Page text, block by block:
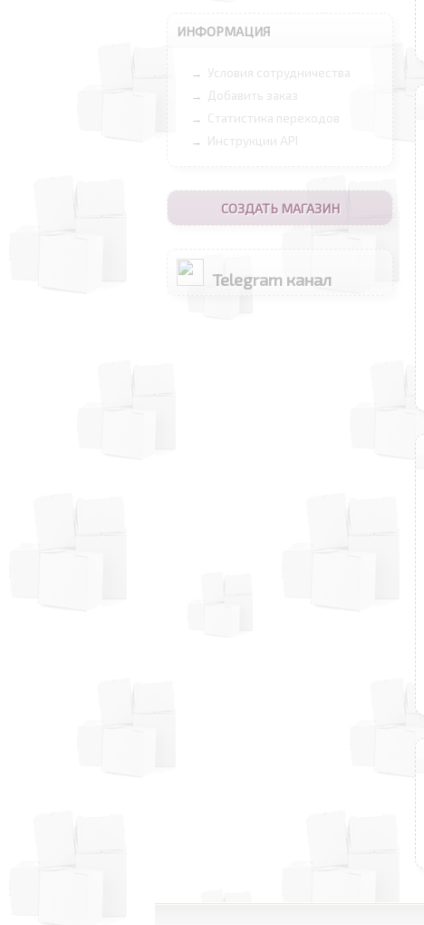
ИНФОРМАЦИЯ
→ Условия сотрудничества
→ Добавить заказ
→ Статистика переходов
→ Инструкции API
СОЗДАТЬ МАГАЗИН
Telegram канал